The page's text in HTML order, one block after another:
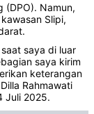
(DPO). Namun,
Slipi,
saya di luar
saya kirim
keterangan
Rahmawati
Juli 2025.